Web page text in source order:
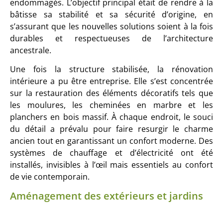
endommagés. L’objectif principal était de rendre à la
bâtisse sa stabilité et sa sécurité d’origine, en
s’assurant que les nouvelles solutions soient à la fois
durables et respectueuses de l’architecture
ancestrale.
Une fois la structure stabilisée, la rénovation
intérieure a pu être entreprise. Elle s’est concentrée
sur la restauration des éléments décoratifs tels que
les moulures, les cheminées en marbre et les
planchers en bois massif. À chaque endroit, le souci
du détail a prévalu pour faire resurgir le charme
ancien tout en garantissant un confort moderne. Des
systèmes de chauffage et d’électricité ont été
installés, invisibles à l’œil mais essentiels au confort
de vie contemporain.
Aménagement des extérieurs et jardins